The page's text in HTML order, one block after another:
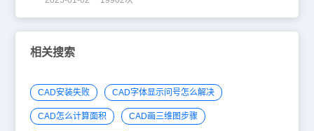
相关搜索
CAD安装失败 CAD字体显示问号怎么解决
CAD怎么计算面积 CAD画三维图步骤